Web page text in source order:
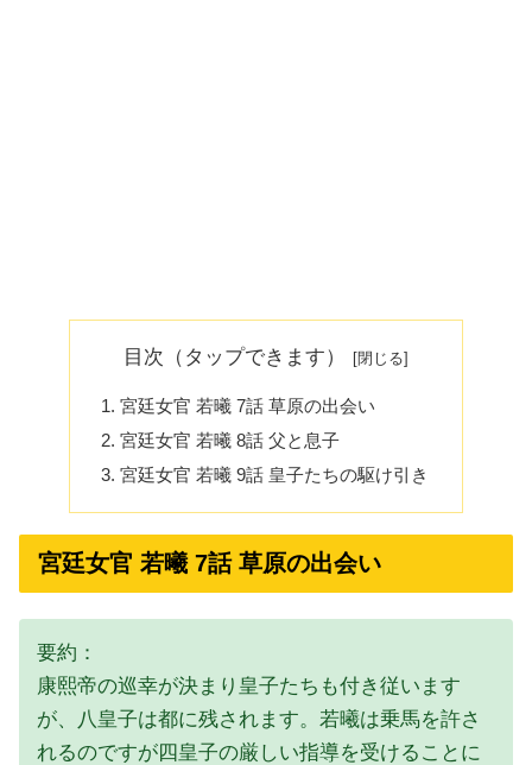
目次（タップできます）
宮廷女官 若曦 7話 草原の出会い
宮廷女官 若曦 8話 父と息子
宮廷女官 若曦 9話 皇子たちの駆け引き
宮廷女官 若曦 7話 草原の出会い
要約：
康熙帝の巡幸が決まり皇子たちも付き従います
が、八皇子は都に残されます。若曦は乗馬を許さ
れるのですが四皇子の厳しい指導を受けることに